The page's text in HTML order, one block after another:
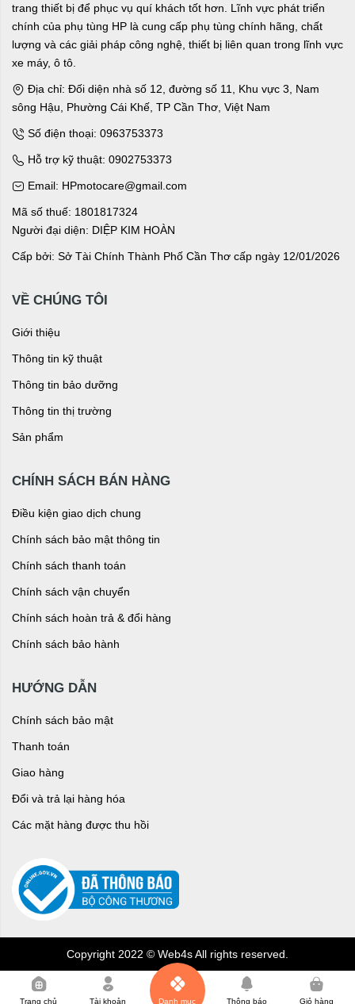
trang thiết bị để phục vụ quí khách tốt hơn. Lĩnh vực phát triển
chính của phụ tùng HP là cung cấp phụ tùng chính hãng, chất
lượng và các giải pháp công nghệ, thiết bị liên quan trong lĩnh vực
xe máy, ô tô.
Địa chỉ: Đối diện nhà số 12, đường số 11, Khu vực 3, Nam
sông Hậu, Phường Cái Khế, TP Cần Thơ, Việt Nam
Số điện thoại: 0963753373
Hỗ trợ kỹ thuật: 0902753373
Email: HPmotocare@gmail.com
Mã số thuế: 1801817324
Người đại diện: DIỆP KIM HOÀN
Cấp bởi: Sở Tài Chính Thành Phố Cần Thơ cấp ngày 12/01/2026
VỀ CHÚNG TÔI
Giới thiệu
Thông tin kỹ thuật
Thông tin bảo dưỡng
Thông tin thị trường
Sản phẩm
CHÍNH SÁCH BÁN HÀNG
Điều kiện giao dịch chung
Chính sách bảo mật thông tin
Chính sách thanh toán
Chính sách vận chuyển
Chính sách hoàn trả & đổi hàng
Chính sách bảo hành
HƯỚNG DẪN
Chính sách bảo mật
Thanh toán
Giao hàng
Đổi và trả lại hàng hóa
Các mặt hàng được thu hồi
Copyright 2022 © Web4s All rights reserved.
Trang chủ Tài khoản Danh mục Thông báo Giỏ hàng